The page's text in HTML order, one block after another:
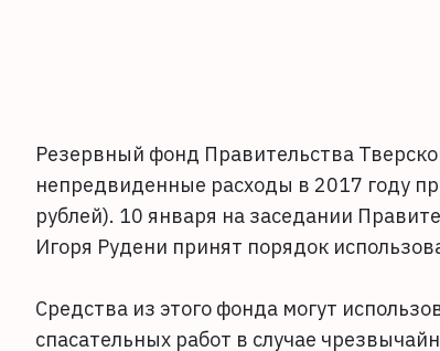
Резервный фонд Правительства
непредвиденные расходы в 2017 году
рублей). 10 января на заседании
Игоря Рудени принят порядок
Средства из этого фонда могут
спасательных работ в случае